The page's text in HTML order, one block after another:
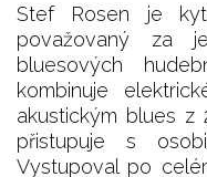
Stef Rosen je
považovaný za
bluesových
kombinuje
akustickým blues
přistupuje s
Vystupoval po